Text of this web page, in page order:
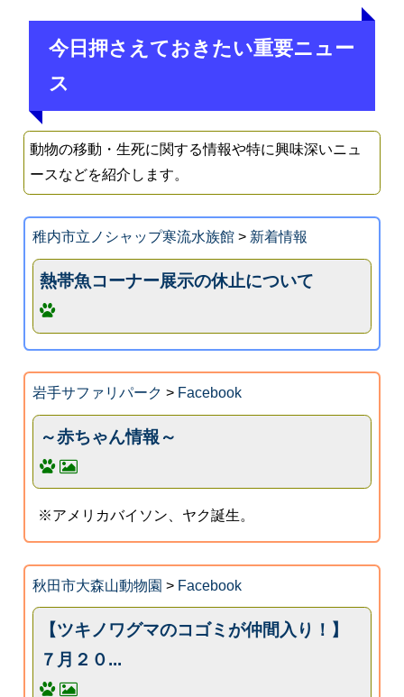
今日押さえておきたい重要ニュー
ス
動物の移動・生死に関する情報や特に興味深いニュ
ースなどを紹介します。
稚内市立ノシャップ寒流水族館> 新着情報
熱帯魚コーナー展示の休止について
岩手サファリパーク > Facebook
～赤ちゃん情報～
※アメリカバイソン、ヤク誕生。
秋田市大森山動物園 > Facebook
【ツキノワグマのコゴミが仲間入り！】
７月２０...